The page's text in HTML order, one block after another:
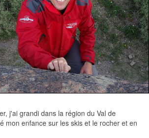
j'ai grandi dans la région du Val de
mon enfance sur les skis et le rocher et en